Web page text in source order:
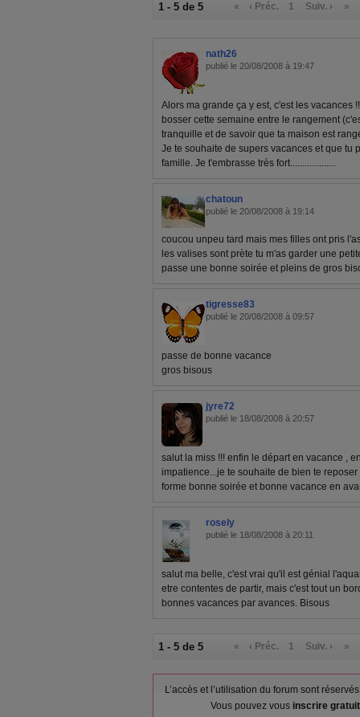
1 - 5 de 5 « ‹ Préc. 1 Suiv. › »
nath26
publié le 20/08/2008 à 19:47
Alors ma grande ça y est, c'est les vacances
bosser cette semaine entre le rangement
tranquille et de savoir que ta maison est
Je te souhaite de supers vacances et que tu
famille. Je t'embrasse très fort...................
chatoun
publié le 20/08/2008 à 19:14
coucou unpeu tard mais mes filles ont pris
les valises sont prète tu m'as garder une
passe une bonne soirée et pleins de gros
tigresse83
publié le 20/08/2008 à 09:57
passe de bonne vacance
gros bisous
jyre72
publié le 18/08/2008 à 20:57
salut la miss !!! enfin le départ en vacance ,
impatience...je te souhaite de bien te
forme bonne soirée et bonne vacance en
rosely
publié le 18/08/2008 à 20:11
salut ma belle, c'est vrai qu'il est génial
etre contentes de partir, mais c'est tout un
bonnes vacances par avances. Bisous
1 - 5 de 5 « ‹ Préc. 1 Suiv. › »
L’accès et l’utilisation du forum sont
Vous pouvez vous inscrire